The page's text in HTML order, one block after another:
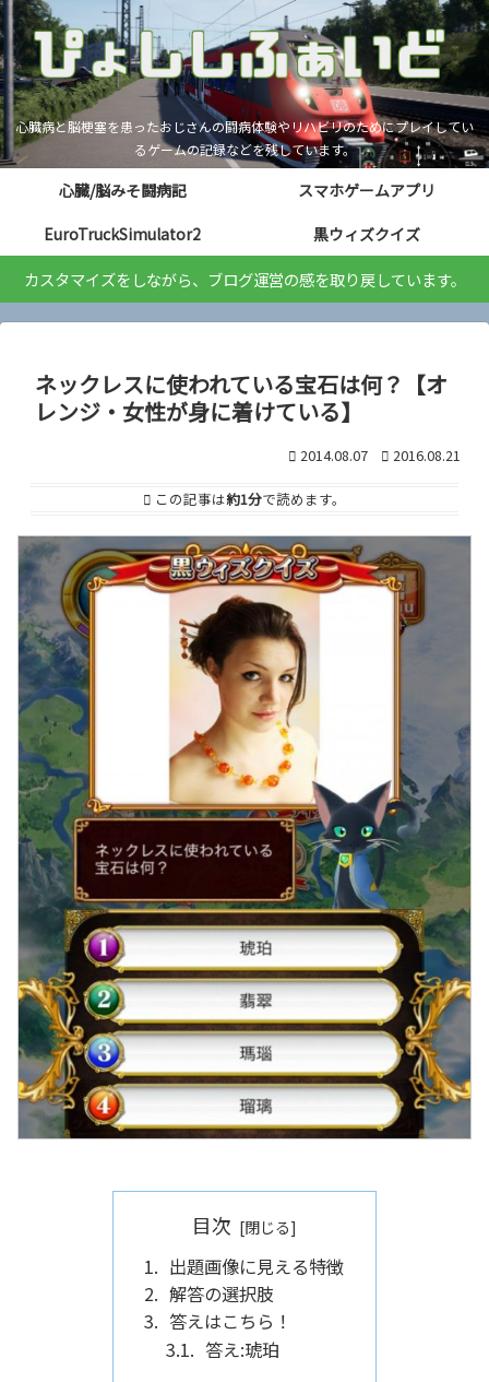
心臓病と脳梗塞を患ったおじさんの闘病体験やリハビリのためにプレイしてい
るゲームの記録などを残しています。
心臓/脳みそ闘病記
スマホゲームアプリ
EuroTruckSimulator2
黒ウィズクイズ
カスタマイズをしながら、ブログ運営の感を取り戻しています。
ネックレスに使われている宝石は何？【オ
レンジ・女性が身に着けている】
2014.08.07 2016.08.21
この記事は約1分で読めます。
目次
出題画像に見える特徴
解答の選択肢
答えはこちら！
答え:琥珀